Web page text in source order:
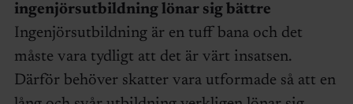
ingenjörsutbildning lönar sig bättre
Ingenjörsutbildning är en tuff bana och det
måste vara tydligt att det är värt insatsen.
Därför behöver skatter vara utformade så att en